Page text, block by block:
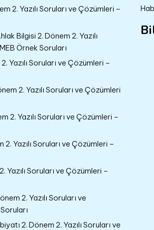
2. Yazılı Soruları ve Çözümleri –
Bilgisi 2. Dönem 2. Yazılı
Örnek Soruları
2. Yazılı Soruları ve Çözümleri –
2. Yazılı Soruları ve Çözümleri
2. Yazılı Soruları ve Çözümleri –
2. Yazılı Soruları ve Çözümleri –
Yazılı Soruları ve Çözümleri –
2. Yazılı Soruları ve
2. Dönem 2. Yazılı Soruları ve